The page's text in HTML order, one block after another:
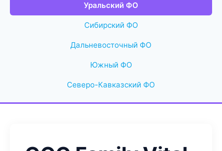
Уральский ФО
Сибирский ФО
Дальневосточный ФО
Южный ФО
Северо-Кавказский ФО